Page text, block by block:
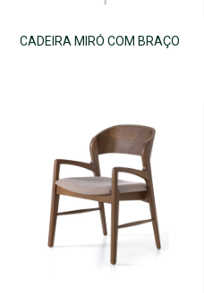
CADEIRA MIRÓ COM BRAÇO